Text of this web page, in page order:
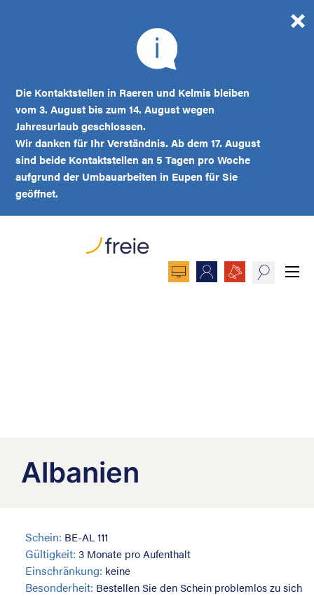
Die Kontaktstellen in Raeren und Kelmis bleiben
vom 3. August bis zum 14. August wegen
Jahresurlaub geschlossen.
Wir danken für Ihr Verständnis. Ab dem 17. August
sind beide Kontaktstellen an 5 Tagen pro Woche
aufgrund der Umbauarbeiten in Eupen für Sie
geöffnet.
Albanien
Schein: BE-AL 111
Gültigkeit: 3 Monate pro Aufenthalt
Einschränkung: keine
Besonderheit: Bestellen Sie den Schein problemlos zu sich